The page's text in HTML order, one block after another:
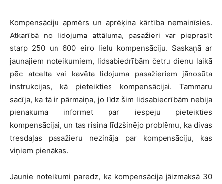
Kompensāciju apmērs un aprēķina kārtība nemainīsies.
Atkarībā no lidojuma attāluma, pasažieri var pieprasīt
starp 250 un 600 eiro lielu kompensāciju. Saskaņā ar
jaunajiem noteikumiem, lidsabiedrībām četru dienu laikā
pēc atcelta vai kavēta lidojuma pasažieriem jānosūta
instrukcijas, kā pieteikties kompensācijai. Tammaru
sacīja, ka tā ir pārmaiņa, jo līdz šim lidsabiedrībām nebija
pienākuma informēt par iespēju pieteikties
kompensācijai, un tas risina līdzšinējo problēmu, ka divas
tresdaļas pasažieru nezināja par kompensāciju, kas
viņiem pienākas.
Jaunie noteikumi paredz, ka kompensācija jāizmaksā 30